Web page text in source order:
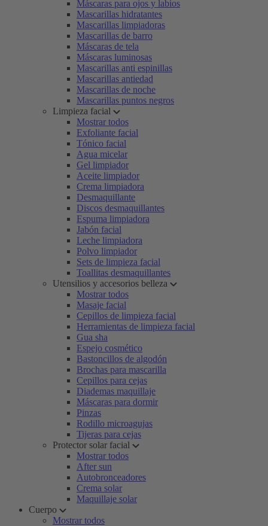
Máscaras para ojos y labios
Mascarillas hidratantes
Mascarillas limpiadoras
Mascarillas de barro
Máscaras de tela
Máscaras luminosas
Mascarillas anti espinillas
Mascarillas antiedad
Mascarillas de noche
Mascarillas puntos negros
Limpieza facial
Mostrar todos
Exfoliante facial
Tónico facial
Agua micelar
Gel limpiador
Aceite limpiador
Crema limpiadora
Desmaquillante
Discos desmaquillantes
Espuma limpiadora
Jabón facial
Leche limpiadora
Polvo limpiador
Sets de limpieza facial
Toallitas desmaquillantes
Utensilios y accesorios belleza
Mostrar todos
Masaje facial
Cepillos de limpieza facial
Herramientas de limpieza facial
Gua sha
Espejo cosmético
Bastoncillos de algodón
Brochas para mascarilla
Cepillos para cejas
Diademas maquillaje
Máscaras para dormir
Pinzas
Rodillo microagujas
Tijeras para cejas
Protector solar facial
Mostrar todos
After sun
Autobronceadores
Crema solar
Maquillaje solar
Cuerpo
Mostrar todos